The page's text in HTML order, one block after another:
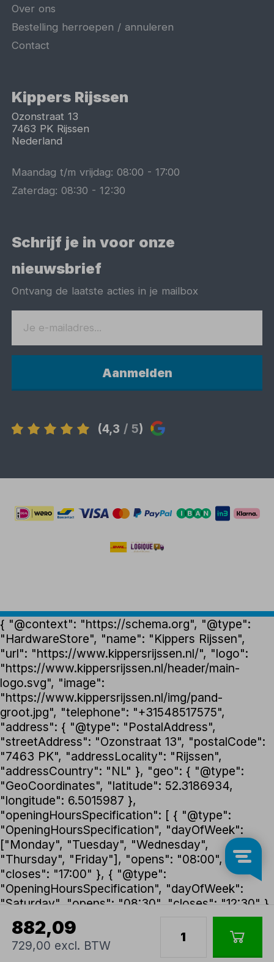
882,09
729,00 excl. BTW
Over ons
Bestelling herroepen / annuleren
Contact
Kippers Rijssen
Ozonstraat 13
7463 PK Rijssen
Nederland
Maandag t/m vrijdag:08:00 -17:00
Zaterdag:08:30 -12:30
Schrijf je in voor onze
nieuwsbrief
Ontvang de laatste acties in je mailbox
Aanmelden
(4,3 / 5)
{ "@context": "https://schema.org", "@type":
"HardwareStore", "name": "Kippers Rijssen",
"url": "https://www.kippersrijssen.nl/", "logo":
"https://www.kippersrijssen.nl/header/main-
logo.svg", "image":
"https://www.kippersrijssen.nl/img/pand-
groot.jpg", "telephone": "+31548517575",
"address": { "@type": "PostalAddress",
"streetAddress": "Ozonstraat 13", "postalCode":
"7463 PK", "addressLocality": "Rijssen",
"addressCountry": "NL" }, "geo": { "@type":
"GeoCoordinates", "latitude": 52.3186934,
"longitude": 6.5015987 },
"openingHoursSpecification": [ { "@type":
"OpeningHoursSpecification", "dayOfWeek":
["Monday", "Tuesday", "Wednesday",
"Thursday", "Friday"], "opens": "08:00",
"closes": "17:00" }, { "@type":
"OpeningHoursSpecification", "dayOfWeek":
"Saturday", "opens": "08:30", "closes": "12:30" }
], "foundingDate": "1992", "founder": { "@type":
"Person", "name": "Henk Kippers" },
"paymentAccepted": ["iDEAL", "Bancontact",